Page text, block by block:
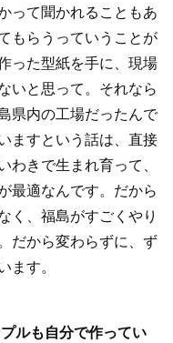
って聞かれることもあ
もらうっていうことが
った型紙を手に、現場
いと思って。それなら
県内の工場だったんで
ますという話は、直接
きで生まれ育って、
最適なんです。だから
く、福島がすごくやり
だから変わらずに、ず
す。
ルも自分で作ってい